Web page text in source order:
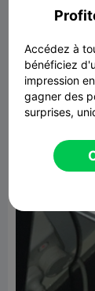
Accédez à
bénéficiez
impression
gagner des
surprises,